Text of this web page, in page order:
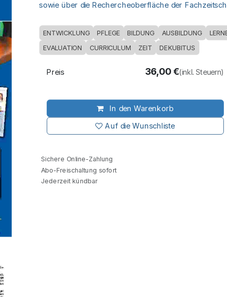
sowie über die Rechercheoberfläche der
ENTWICKLUNG PFLEGE BILDUNG AUSBILDUNG
EVALUATION CURRICULUM ZEIT DEKUBITUS
In den Warenkorb
Auf die Wunschliste
Preis 36,00€(inkl. Steuern)
Sichere Online-Zahlung
Abo-Freischaltung sofort
Jederzeit kündbar